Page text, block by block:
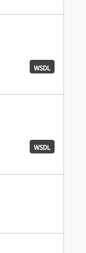
WSDL
WSDL